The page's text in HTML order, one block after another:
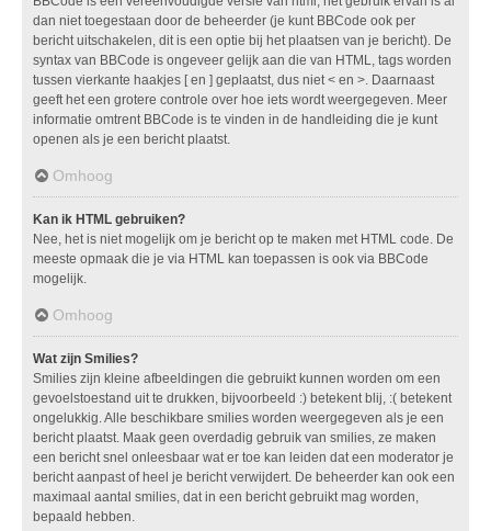
dan niet toegestaan door de beheerder (je kunt BBCode ook per
bericht uitschakelen, dit is een optie bij het plaatsen van je bericht). De
syntax van BBCode is ongeveer gelijk aan die van HTML, tags worden
tussen vierkante haakjes [ en ] geplaatst, dus niet < en >. Daarnaast
geeft het een grotere controle over hoe iets wordt weergegeven. Meer
informatie omtrent BBCode is te vinden in de handleiding die je kunt
openen als je een bericht plaatst.
Omhoog
Kan ik HTML gebruiken?
Nee, het is niet mogelijk om je bericht op te maken met HTML code. De
meeste opmaak die je via HTML kan toepassen is ook via BBCode
mogelijk.
Omhoog
Wat zijn Smilies?
Smilies zijn kleine afbeeldingen die gebruikt kunnen worden om een
gevoelstoestand uit te drukken, bijvoorbeeld :) betekent blij, :( betekent
ongelukkig. Alle beschikbare smilies worden weergegeven als je een
bericht plaatst. Maak geen overdadig gebruik van smilies, ze maken
een bericht snel onleesbaar wat er toe kan leiden dat een moderator je
bericht aanpast of heel je bericht verwijdert. De beheerder kan ook een
maximaal aantal smilies, dat in een bericht gebruikt mag worden,
bepaald hebben.